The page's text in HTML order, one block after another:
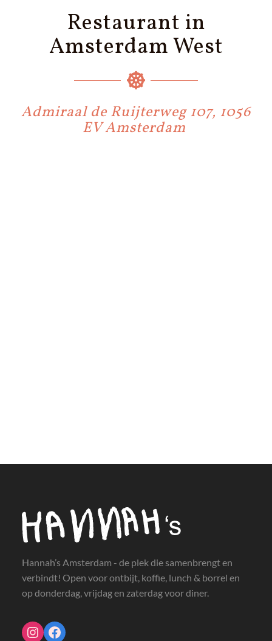
Restaurant in
Amsterdam West
Admiraal de Ruijterweg 107, 1056
EV Amsterdam
Hannah’s Amsterdam - de plek die samenbrengt en
verbindt! Open voor ontbijt, koffie, lunch & borrel en
op donderdag, vrijdag en zaterdag voor diner.
Instagram
Facebook